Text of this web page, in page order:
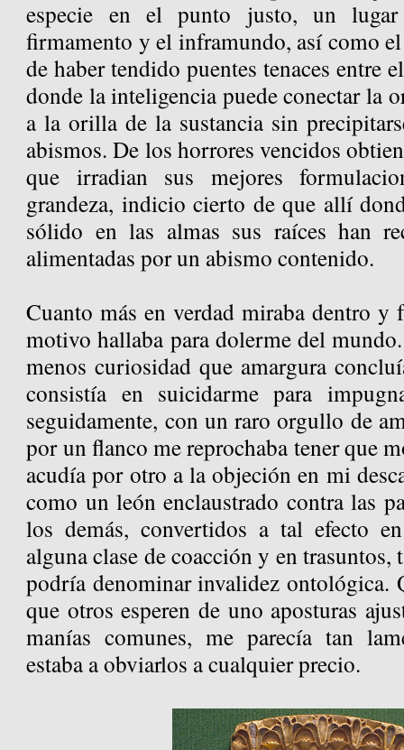
especie en el punto justo, un
firmamento y el inframundo, así como
de haber tendido puentes tenaces entre
donde la inteligencia puede conectar la
a la orilla de la sustancia sin
abismos. De los horrores vencidos
que irradian sus mejores
grandeza, indicio cierto de que allí
sólido en las almas sus raíces han
alimentadas por un abismo contenido.
Cuanto más en verdad miraba dentro y
motivo hallaba para dolerme del
menos curiosidad que amargura
consistía en suicidarme para
seguidamente, con un raro orgullo de
por un flanco me reprochaba tener que
acudía por otro a la objeción en mi
como un león enclaustrado contra las
los demás, convertidos a tal efecto
alguna clase de coacción y en
podría denominar invalidez ontológica.
que otros esperen de uno aposturas
manías comunes, me parecía tan
estaba a obviarlos a cualquier precio.